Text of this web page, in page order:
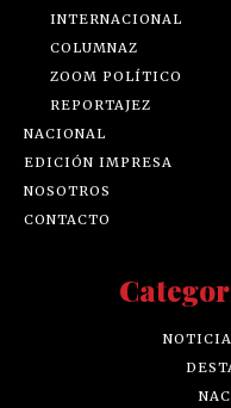
INTERNACIONAL
COLUMNAZ
ZOOM POLÍTICO
REPORTAJEZ
NACIONAL
EDICIÓN IMPRESA
NOSOTROS
CONTACTO